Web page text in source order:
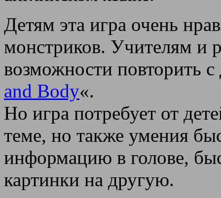
Детям эта игра очень
монстриков. Учителям и
возможности повторить
and Body«.
Но игра потребует от
теме, но также умения
информацию в голове,
картинки на другую.